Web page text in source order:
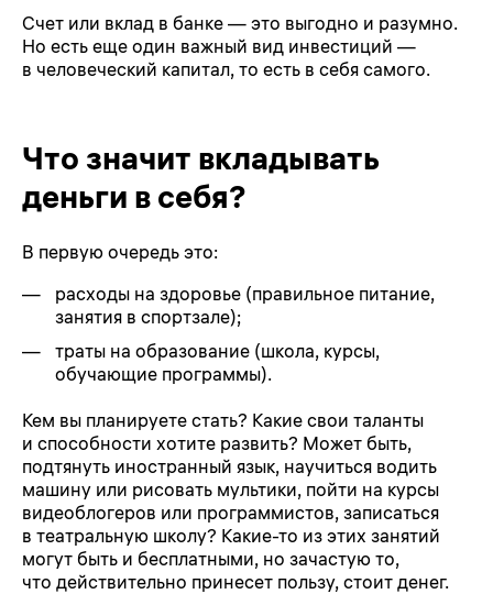
Счет или вклад в банке — это выгодно и разумно.
Но есть еще один важный вид инвестиций —
в человеческий капитал, то есть в себя самого.
Что значит вкладывать
деньги в себя?
В первую очередь это:
расходы на здоровье (правильное питание,
занятия в спортзале);
траты на образование (школа, курсы,
обучающие программы).
Кем вы планируете стать? Какие свои таланты
и способности хотите развить? Может быть,
подтянуть иностранный язык, научиться водить
машину или рисовать мультики, пойти на курсы
видеоблогеров или программистов, записаться
в театральную школу? Какие-то из этих занятий
могут быть и бесплатными, но зачастую то,
что действительно принесет пользу, стоит денег.